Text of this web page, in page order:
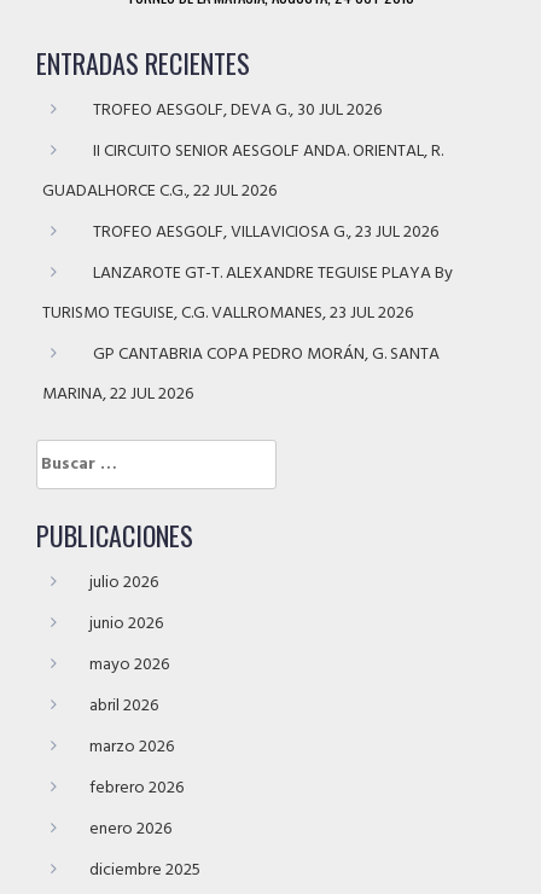
ENTRADAS RECIENTES
TROFEO AESGOLF, DEVA G., 30 JUL 2026
II CIRCUITO SENIOR AESGOLF ANDA. ORIENTAL, R.
GUADALHORCE C.G., 22 JUL 2026
TROFEO AESGOLF, VILLAVICIOSA G., 23 JUL 2026
LANZAROTE GT-T. ALEXANDRE TEGUISE PLAYA By
TURISMO TEGUISE, C.G. VALLROMANES, 23 JUL 2026
GP CANTABRIA COPA PEDRO MORÁN, G. SANTA
MARINA, 22 JUL 2026
Buscar:
PUBLICACIONES
julio 2026
junio 2026
mayo 2026
abril 2026
marzo 2026
febrero 2026
enero 2026
diciembre 2025